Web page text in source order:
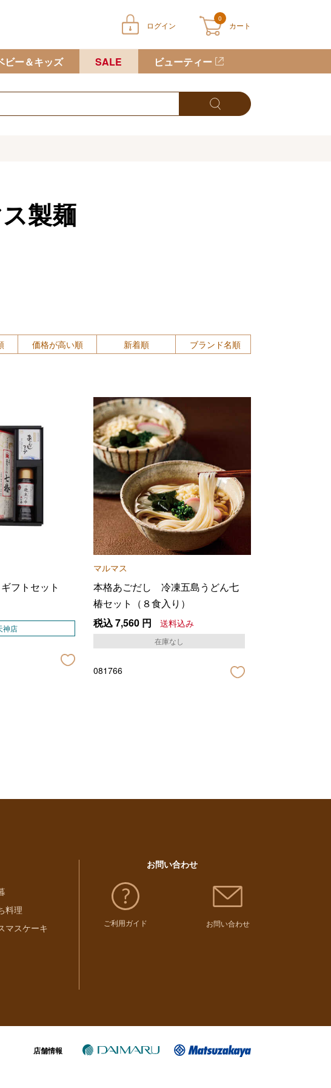
ログイン
0
カート
カートに商品が入っていません
ビー＆キッズ SALE ビューティー
製麺
価格が高い順 新着順 ブランド名順
フトセット
神店
マルマス
本格あごだし 冷凍五島うどん七
椿セット（８食入り）
税込7,560 円 送料込み
在庫なし
081766
料理
マスケーキ
お問い合わせ
ご利用ガイド お問い合わせ
店舗情報